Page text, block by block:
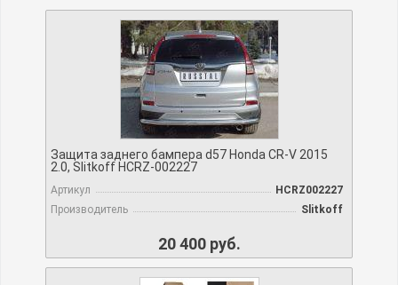
Защита заднего бампера d57 Honda CR-V 2015
2.0, Slitkoff HCRZ-002227
Артикул
HCRZ002227
Производитель
Slitkoff
20 400 руб.